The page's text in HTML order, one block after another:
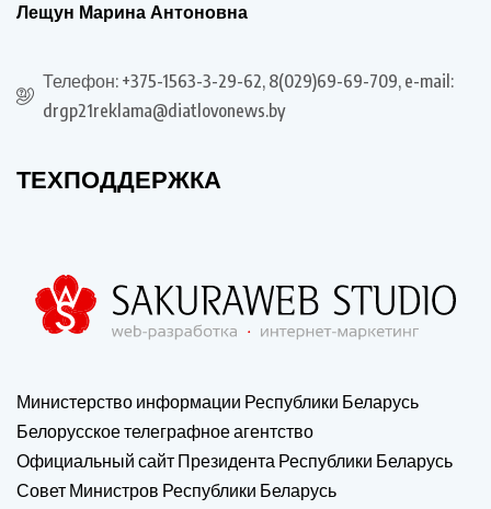
Лещун Марина Антоновна
Телефон: +375-1563-3-29-62, 8(029)69-69-709, e-mail:
drgp21reklama@diatlovonews.by
ТЕХПОДДЕРЖКА
Министерство информации Республики Беларусь
Белорусское телеграфное агентство
Официальный сайт Президента Республики Беларусь
Совет Министров Республики Беларусь